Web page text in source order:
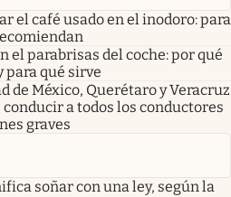
el café usado en el inodoro: para
el parabrisas del coche: por qué
para qué sirve
de México, Querétaro y Veracruz
a todos los conductores
graves
soñar con una ley, según la